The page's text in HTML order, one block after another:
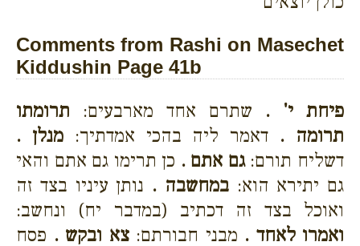
Comments from Rashi on Masechet
Kiddushin Page 41b
פיחת י' . שתרם אחד מארבעים: תרומתו
תרומה . דאמר ליה בהכי אמדתיך:מנלן .
דשליח תורם:גם אתם . כן תרימו גם אתם והאי
גם יתירא הוא:במחשבה . נותן עיניו בצד זה
ואוכל בצד זה דכתיב (במדבר יח) ונחשב:
ואמרו לאחד . מבני חבורתם:צא ובקש . פסח